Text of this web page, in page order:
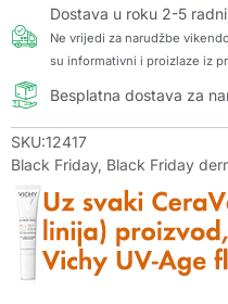
Dostava u roku 2-5
Ne vrijedi za narudžbe
su informativni i proizlaze iz
Besplatna dostava za
SKU:12417
Black Friday, Black Friday